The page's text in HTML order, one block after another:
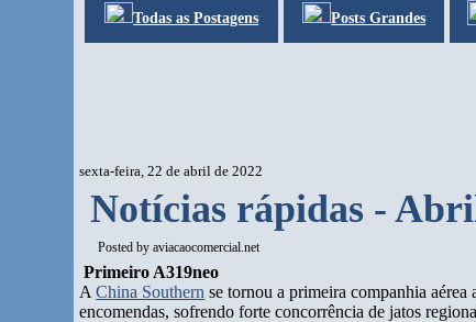
Todas as Postagens Posts Grandes
sexta-feira, 22 de abril de 2022
Notícias rápidas -
Posted byaviacaocomercial.net
Primeiro A319neo
AChina Southern se tornou a primeira companhia aérea
encomendas, sofrendo forte concorrência de jatos